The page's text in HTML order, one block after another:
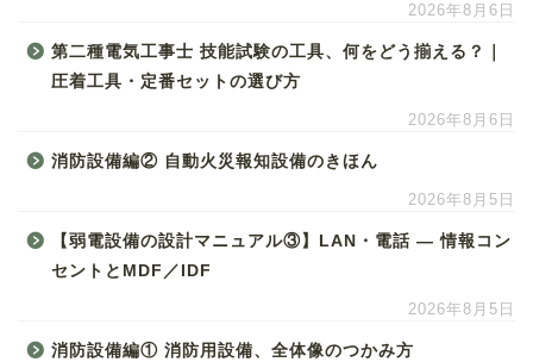
2026年8月6日
第二種電気工事士 技能試験の工具、何をどう揃える？｜
圧着工具・定番セットの選び方
2026年8月6日
消防設備編② 自動火災報知設備のきほん
2026年8月5日
【弱電設備の設計マニュアル③】LAN・電話 ― 情報コン
セントとMDF／IDF
2026年8月5日
消防設備編① 消防用設備、全体像のつかみ方